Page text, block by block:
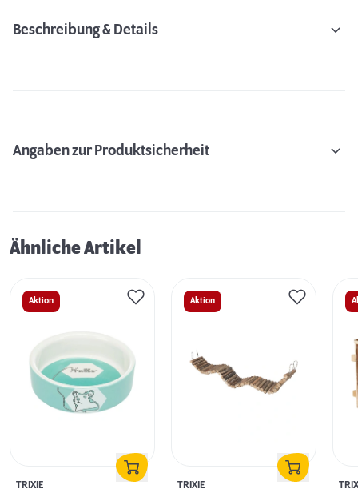
Beschreibung & Details
Angaben zur Produktsicherheit
Ähnliche Artikel
Aktion
TRIXIE
Aktion
TRIXIE